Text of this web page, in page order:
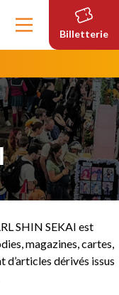
Billetterie
SHIN SEKAI est
magazines, cartes,
d’articles dérivés issus